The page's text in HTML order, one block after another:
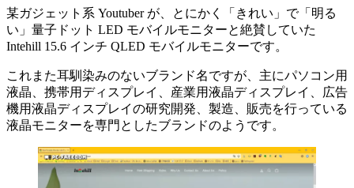
某ガジェット系 Youtuber が、とにかく「きれい」で「明る
い」量子ドット LED モバイルモニターと絶賛していた
Intehill 15.6 インチ QLED モバイルモニターです。
これまた耳馴染みのないブランド名ですが、主にパソコン用
液晶、携帯用ディスプレイ、産業用液晶ディスプレイ、広告
機用液晶ディスプレイの研究開発、製造、販売を行っている
液晶モニターを専門としたブランドのようです。